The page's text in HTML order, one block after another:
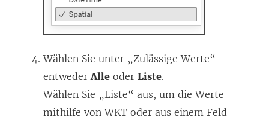
Wählen Sie unter „Zulässige Werte“
entwederAlle oder Liste.
Wählen Sie „Liste“ aus, um die Werte
mithilfe von WKT oder aus einem Feld